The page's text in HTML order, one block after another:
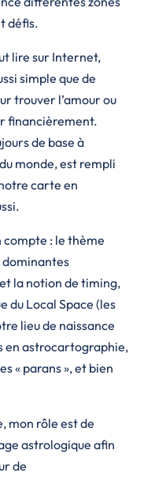
défis.
lire sur Internet,
simple que de
trouver l’amour ou
financièrement.
de base à
monde, est rempli
carte en
: le thème
dominantes
la notion de timing,
du Local Space (les
lieu de naissance
en astrocartographie,
« parans », et bien
mon rôle est de
astrologique afin
de